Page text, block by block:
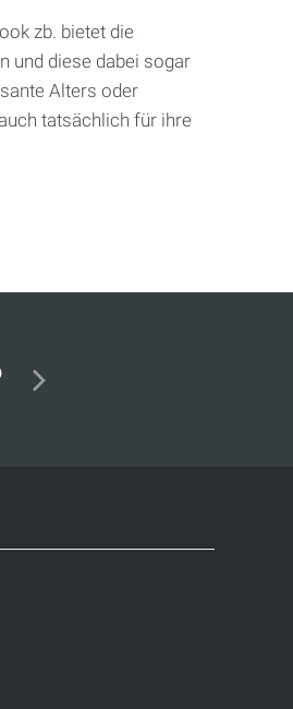
zb. bietet die
und diese dabei sogar
Alters oder
tatsächlich für ihre